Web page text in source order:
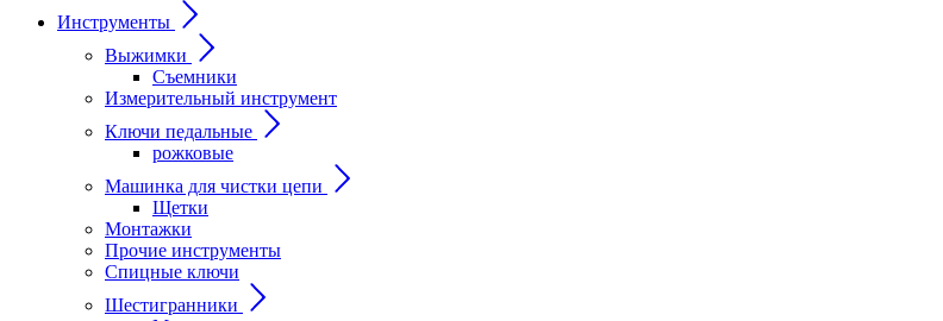
Инструменты
Выжимки
Съемники
Измерительный инструмент
Ключи педальные
рожковые
Машинка для чистки цепи
Щетки
Монтажки
Прочие инструменты
Спицные ключи
Шестигранники